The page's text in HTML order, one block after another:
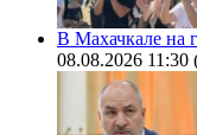
В Махачкале на
08.08.2026 11:30